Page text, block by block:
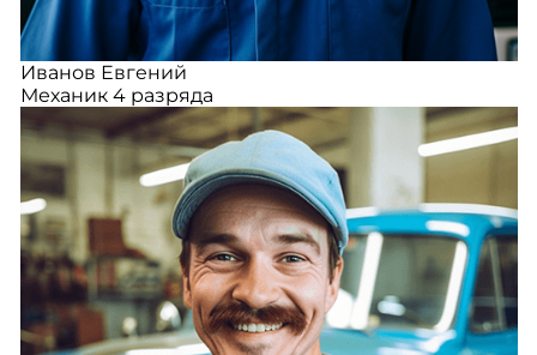
Иванов Евгений
Механик 4 разряда